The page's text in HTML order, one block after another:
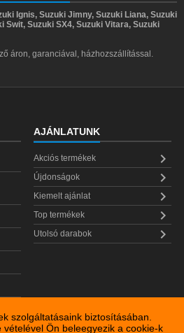
szolgáltatásaink biztosításában.
Ön beleegyezik a cookie-k
Ignis, Suzuki Jimny, Suzuki Liana, Suzuki
Swit, Suzuki SX4, Suzuki Vitara, Suzuki
áron, garanciával, házhozszállítással.
AJÁNLATUNK
Akciós termékek 
Újdonságok 
Kiemelt ajánlat 
Top termékek 
Utolsó darabok 